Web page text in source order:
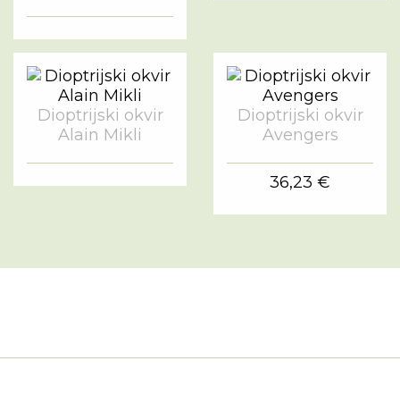
Dioptrijski okvir
Alain Mikli
Dioptrijski okvir
Avengers
36,23 €